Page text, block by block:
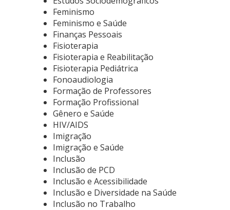
Feminismo
Feminismo e Saúde
Finanças Pessoais
Fisioterapia
Fisioterapia e Reabilitação
Fisioterapia Pediátrica
Fonoaudiologia
Formação de Professores
Formação Profissional
Gênero e Saúde
HIV/AIDS
Imigração
Imigração e Saúde
Inclusão
Inclusão de PCD
Inclusão e Acessibilidade
Inclusão e Diversidade na Saúde
Inclusão no Trabalho